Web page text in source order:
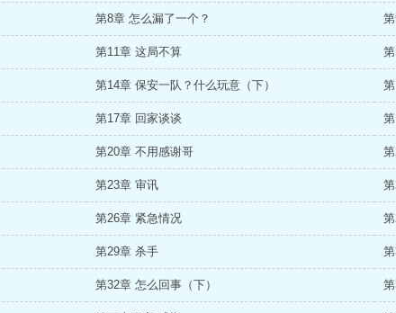
第8章 怎么漏了一个？
第11章 这局不算
第14章 保安一队？什么玩意（下）
第17章 回家谈谈
第20章 不用感谢哥
第23章 审讯
第26章 紧急情况
第29章 杀手
第32章 怎么回事（下）